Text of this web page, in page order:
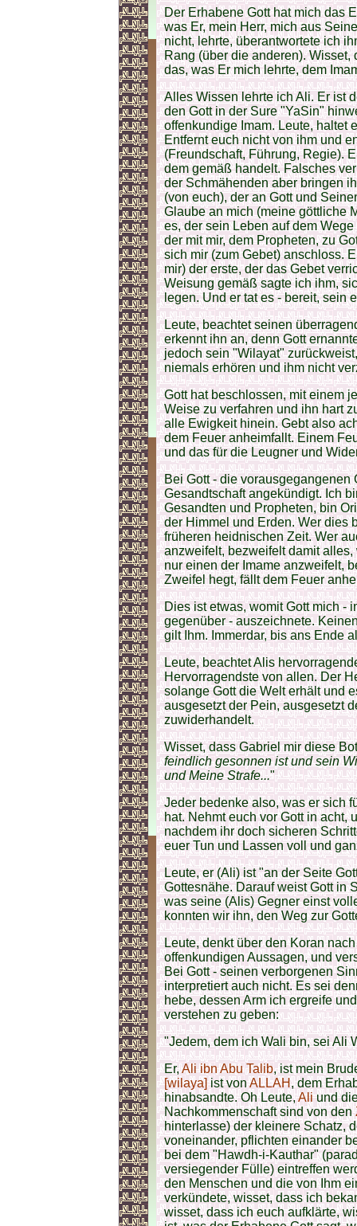
Der Erhabene Gott hat mich das
was Er, mein Herr, mich aus
nicht, lehrte, überantwortete ich
Rang (über die anderen).
das, was Er mich lehrte, dem
Alles Wissen lehrte ich Ali. Er ist
den Gott in der Sure "YaSin"
offenkundige Imam. Leute, haltet
Entfernt euch nicht von ihm und
(Freundschaft, Führung, Regie).
dem gemäß handelt. Falsches
der Schmähenden aber bringen
(von euch), der an Gott und
Glaube an mich (meine göttliche
es, der sein Leben auf dem
der mit mir, dem Propheten, zu
sich mir (zum Gebet) anschloss.
mir) der erste, der das Gebet
Weisung gemäß sagte ich ihm,
legen. Und er tat es - bereit, sein
Leute, beachtet seinen
erkennt ihn an, denn Gott
jedoch sein "Wilayat"
niemals erhören und ihm nicht
Gott hat beschlossen, mit einem
Weise zu verfahren und ihn hart
alle Ewigkeit hinein. Gebt also
dem Feuer anheimfallt. Einem
und das für die Leugner und
Bei Gott - die
Gesandtschaft angekündigt. Ich
Gesandten und Propheten, bin
der Himmel und Erden. Wer dies
früheren heidnischen Zeit. Wer
anzweifelt, bezweifelt damit
nur einen der Imame anzweifelt,
Zweifel hegt, fällt dem Feuer
Dies ist etwas, womit Gott mich -
gegenüber - auszeichnete.
gilt Ihm. Immerdar, bis ans Ende
Leute, beachtet Alis
Hervorragendste von allen. Der
solange Gott die Welt erhält und
ausgesetzt der Pein, ausgesetzt
zuwiderhandelt.
Wisset, dass Gabriel mir diese
feindlich gesonnen ist und sein
und Meine Strafe..."
Jeder bedenke also, was er sich
hat. Nehmt euch vor Gott in acht,
nachdem ihr doch sicheren
euer Tun und Lassen voll und
Leute, er (Ali) ist "an der Seite
Gottesnähe. Darauf weist Gott in
was seine (Alis) Gegner einst
konnten wir ihn, den Weg zur
Leute, denkt über den Koran
offenkundigen Aussagen, und
Bei Gott - seinen verborgenen
interpretiert auch nicht. Es sei
hebe, dessen Arm ich ergreife
verstehen zu geben:
"Jedem, dem ich Wali bin, sei Ali
Er,Ali ibn Abu Talib, ist mein
[wilaya]ist vonALLAH, dem
hinabsandte. Oh Leute,Aliund
Nachkommenschaft sind von den
hinterlasse) der kleinere Schatz,
voneinander, pflichten einander
bei dem "Hawdh-i-Kauthar"
versiegender Fülle) eintreffen
den Menschen und die von Ihm
verkündete, wisset, dass ich
wisset, dass ich euch aufklärte,